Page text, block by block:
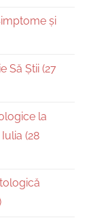
și
Să Știi (27
la
(28